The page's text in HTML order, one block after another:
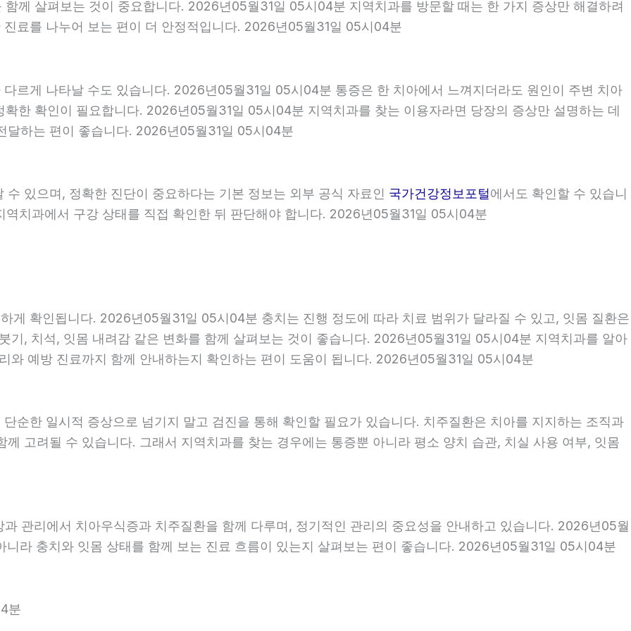
께 살펴보는 것이 중요합니다. 2026년05월31일 05시04분 지역치과를 방문할 때는 한 가지 증상만 해결하려
료를 나누어 보는 편이 더 안정적입니다. 2026년05월31일 05시04분
르게 나타날 수도 있습니다. 2026년05월31일 05시04분 통증은 한 치아에서 느껴지더라도 원인이 주변 치아
한 확인이 필요합니다. 2026년05월31일 05시04분 지역치과를 찾는 이용자라면 당장의 증상만 설명하는 데
달하는 편이 좋습니다. 2026년05월31일 05시04분
있으며, 정확한 진단이 중요하다는 기본 정보는 외부 공식 자료인 국가건강정보포털에서도 확인할 수 있습니
치과에서 구강 상태를 직접 확인한 뒤 판단해야 합니다. 2026년05월31일 05시04분
게 확인됩니다. 2026년05월31일 05시04분 충치는 진행 정도에 따라 치료 범위가 달라질 수 있고, 잇몸 질환은
기, 치석, 잇몸 내려감 같은 변화를 함께 살펴보는 것이 좋습니다. 2026년05월31일 05시04분 지역치과를 알아
와 예방 진료까지 함께 안내하는지 확인하는 편이 도움이 됩니다. 2026년05월31일 05시04분
순한 일시적 증상으로 넘기지 말고 검진을 통해 확인할 필요가 있습니다. 치주질환은 치아를 지지하는 조직과
고려될 수 있습니다. 그래서 지역치과를 찾는 경우에는 통증뿐 아니라 평소 양치 습관, 치실 사용 여부, 잇몸
관리에서 치아우식증과 치주질환을 함께 다루며, 정기적인 관리의 중요성을 안내하고 있습니다. 2026년05월
라 충치와 잇몸 상태를 함께 보는 진료 흐름이 있는지 살펴보는 편이 좋습니다. 2026년05월31일 05시04분
분